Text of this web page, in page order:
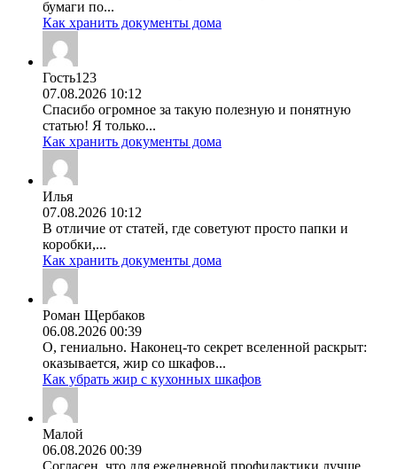
бумаги по...
Как хранить документы дома
Гость123
07.08.2026 10:12
Спасибо огромное за такую полезную и понятную
статью! Я только...
Как хранить документы дома
Илья
07.08.2026 10:12
В отличие от статей, где советуют просто папки и
коробки,...
Как хранить документы дома
Роман Щербаков
06.08.2026 00:39
О, гениально. Наконец-то секрет вселенной раскрыт:
оказывается, жир со шкафов...
Как убрать жир с кухонных шкафов
Малой
06.08.2026 00:39
Согласен, что для ежедневной профилактики лучше